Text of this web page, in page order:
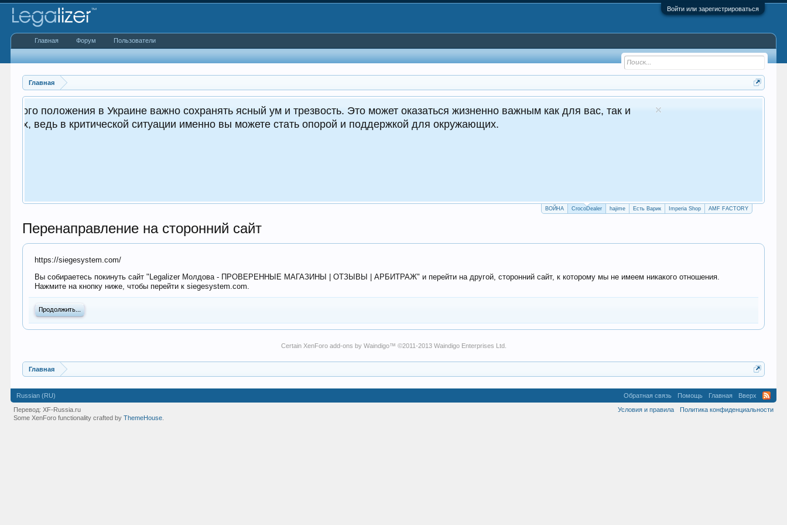
Войти или зарегистрироваться
Главная
важным как для вас, так и
CrocoDealer - №1 в Молдове Сайт авто продаж
ВОЙНА CrocoDealer hajime Есть Варик Imperia Shop AMF FACTORY
Перенаправление на сторонний сайт
https://siegesystem.com/
Вы собираетесь покинуть сайт "Legalizer Молдова - ПРОВЕРЕННЫЕ МАГАЗИНЫ | ОТЗЫВЫ | АРБИТРАЖ" и перейти на другой, сторонний сайт, к которому мы не имеем никакого отношения.
Нажмите на кнопку ниже, чтобы перейти к siegesystem.com.
Продолжить...
Certain XenForo add-ons by Waindigo™ ©2011-2013 Waindigo Enterprises Ltd.
Главная
Главная Форум Пользователи
Russian (RU) Обратная связь Помощь Главная
Вверх
Условия и правила
Политика конфиденциальности
Перевод:XF-Russia.ru
Some XenForo functionality crafted byThemeHouse